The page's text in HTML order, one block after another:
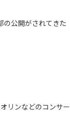
の公開がされてきた
リンなどのコンサー